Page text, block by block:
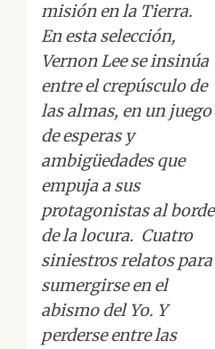
misión en la Tierra.
En esta selección,
Vernon Lee se insinúa
entre el crepúsculo de
las almas, en un juego
de esperas y
ambigüedades que
empuja a sus
protagonistas al borde
de la locura. Cuatro
siniestros relatos para
sumergirse en el
abismo del Yo. Y
perderse entre las